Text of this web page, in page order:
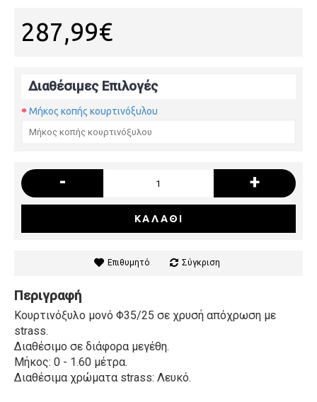
287,99€
Διαθέσιμες Επιλογές
Μήκος κοπής κουρτινόξυλου
- +
ΚΑΛΆΘΙ
Επιθυμητό Σύγκριση
Περιγραφή
Κουρτινόξυλο μονό Φ35/25 σε χρυσή απόχρωση με
strass.
Διαθέσιμο σε διάφορα μεγέθη.
Μήκος: 0 - 1.60 μέτρα.
Διαθέσιμα χρώματα strass: Λευκό.